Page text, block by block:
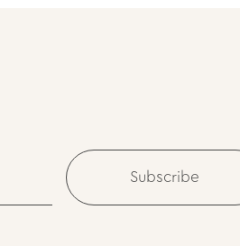
Subscribe